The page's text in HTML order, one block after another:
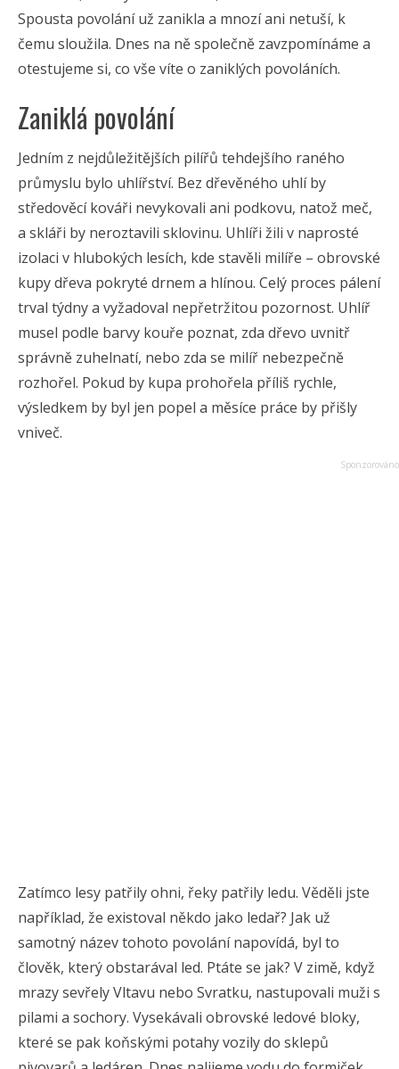
Spousta povolání už zanikla a mnozí ani netuší, k
čemu sloužila. Dnes na ně společně zavzpomínáme a
otestujeme si, co vše víte o zaniklých povoláních.
Zaniklá povolání
Jedním z nejdůležitějších pilířů tehdejšího raného
průmyslu bylo uhlířství. Bez dřevěného uhlí by
středověcí kováři nevykovali ani podkovu, natož meč,
a skláři by neroztavili sklovinu. Uhlíři žili v naprosté
izolaci v hlubokých lesích, kde stavěli milíře – obrovské
kupy dřeva pokryté drnem a hlínou. Celý proces pálení
trval týdny a vyžadoval nepřetržitou pozornost. Uhlíř
musel podle barvy kouře poznat, zda dřevo uvnitř
správně zuhelnatí, nebo zda se milíř nebezpečně
rozhořel. Pokud by kupa prohořela příliš rychle,
výsledkem by byl jen popel a měsíce práce by přišly
vniveč.
Zatímco lesy patřily ohni, řeky patřily ledu. Věděli jste
například, že existoval někdo jako ledař? Jak už
samotný název tohoto povolání napovídá, byl to
člověk, který obstarával led. Ptáte se jak? V zimě, když
mrazy sevřely Vltavu nebo Svratku, nastupovali muži s
pilami a sochory. Vysekávali obrovské ledové bloky,
které se pak koňskými potahy vozily do sklepů